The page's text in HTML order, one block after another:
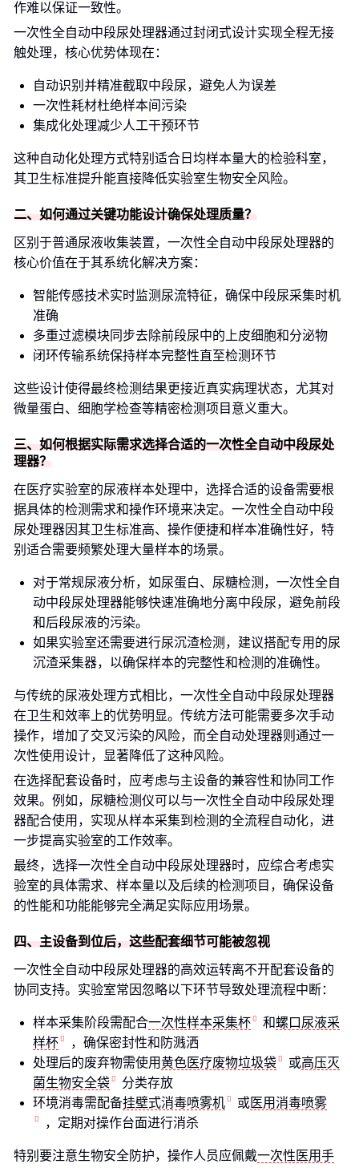
作难以保证一致性。
一次性全自动中段尿处理器通过封闭式设计实现全程无接
触处理，核心优势体现在：
自动识别并精准截取中段尿，避免人为误差
一次性耗材杜绝样本间污染
集成化处理减少人工干预环节
这种自动化处理方式特别适合日均样本量大的检验科室，
其卫生标准提升能直接降低实验室生物安全风险。
二、如何通过关键功能设计确保处理质量？
区别于普通尿液收集装置，一次性全自动中段尿处理器的
核心价值在于其系统化解决方案：
智能传感技术实时监测尿流特征，确保中段尿采集时机
准确
多重过滤模块同步去除前段尿中的上皮细胞和分泌物
闭环传输系统保持样本完整性直至检测环节
这些设计使得最终检测结果更接近真实病理状态，尤其对
微量蛋白、细胞学检查等精密检测项目意义重大。
三、如何根据实际需求选择合适的一次性全自动中段尿处
理器？
在医疗实验室的尿液样本处理中，选择合适的设备需要根
据具体的检测需求和操作环境来决定。一次性全自动中段
尿处理器因其卫生标准高、操作便捷和样本准确性好，特
别适合需要频繁处理大量样本的场景。
对于常规尿液分析，如尿蛋白、尿糖检测，一次性全自
动中段尿处理器能够快速准确地分离中段尿，避免前段
和后段尿液的污染。
如果实验室还需要进行尿沉渣检测，建议搭配专用的尿
沉渣采集器，以确保样本的完整性和检测的准确性。
与传统的尿液处理方式相比，一次性全自动中段尿处理器
在卫生和效率上的优势明显。传统方法可能需要多次手动
操作，增加了交叉污染的风险，而全自动处理器则通过一
次性使用设计，显著降低了这种风险。
在选择配套设备时，应考虑与主设备的兼容性和协同工作
效果。例如，尿糖检测仪可以与一次性全自动中段尿处理
器配合使用，实现从样本采集到检测的全流程自动化，进
一步提高实验室的工作效率。
最终，选择一次性全自动中段尿处理器时，应综合考虑实
验室的具体需求、样本量以及后续的检测项目，确保设备
的性能和功能能够完全满足实际应用场景。
四、主设备到位后，这些配套细节可能被忽视
一次性全自动中段尿处理器的高效运转离不开配套设备的
协同支持。实验室常因忽略以下环节导致处理流程中断：
样本采集阶段需配合一次性样本采集杯 和螺口尿液采
样杯
，确保密封性和防溅洒
处理后的废弃物需使用黄色医疗废物垃圾袋 或高压灭
菌生物安全袋
分类存放
环境消毒需配备挂壁式消毒喷雾机 或医用消毒喷雾
，定期对操作台面进行消杀
特别要注意生物安全防护，操作人员应佩戴一次性医用手